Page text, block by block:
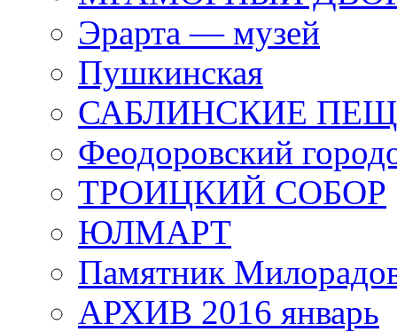
Эрарта — музей
Пушкинская
САБЛИНСКИЕ
Феодоровский
ТРОИЦКИЙ СОБОР
ЮЛМАРТ
Памятник
АРХИВ 2016 январь